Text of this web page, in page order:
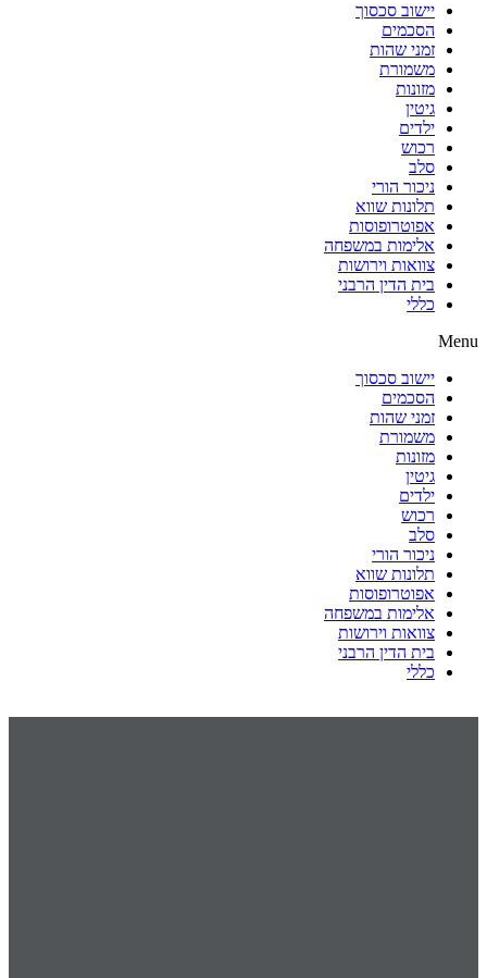
יישוב סכסוך
הסכמים
זמני שהות
משמורת
מזונות
גיטין
ילדים
רכוש
סלב
ניכור הורי
תלונות שווא
אפוטרופוסות
אלימות במשפחה
צוואות וירושות
בית הדין הרבני
כללי
Menu
יישוב סכסוך
הסכמים
זמני שהות
משמורת
מזונות
גיטין
ילדים
רכוש
סלב
ניכור הורי
תלונות שווא
אפוטרופוסות
אלימות במשפחה
צוואות וירושות
בית הדין הרבני
כללי